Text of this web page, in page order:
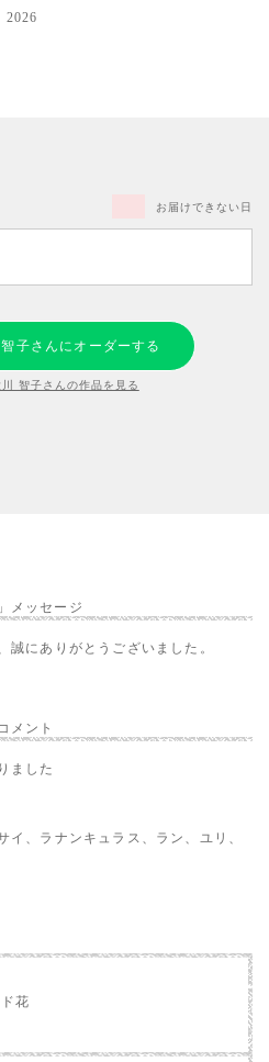
2026
お届けできない日
子さんにオーダーする
川 智子さんの作品を見る
メッセージ
誠にありがとうございました。
メント
ました
、ラナンキュラス、ラン、ユリ、
花